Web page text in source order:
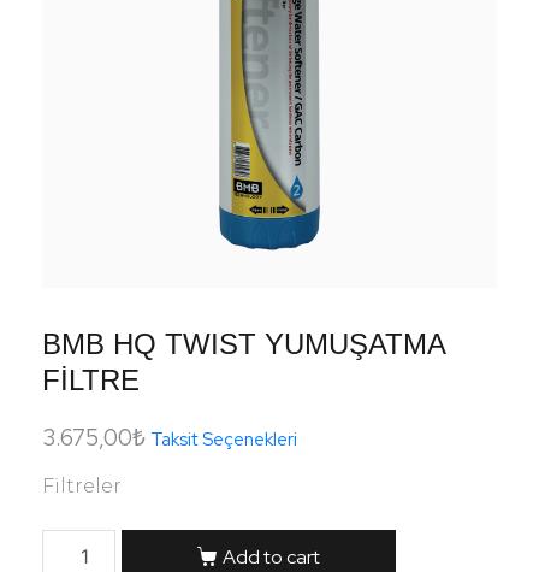
BMB HQ TWIST YUMUŞATMA
FİLTRE
3.675,00₺ Taksit Seçenekleri
Filtreler
Add to cart